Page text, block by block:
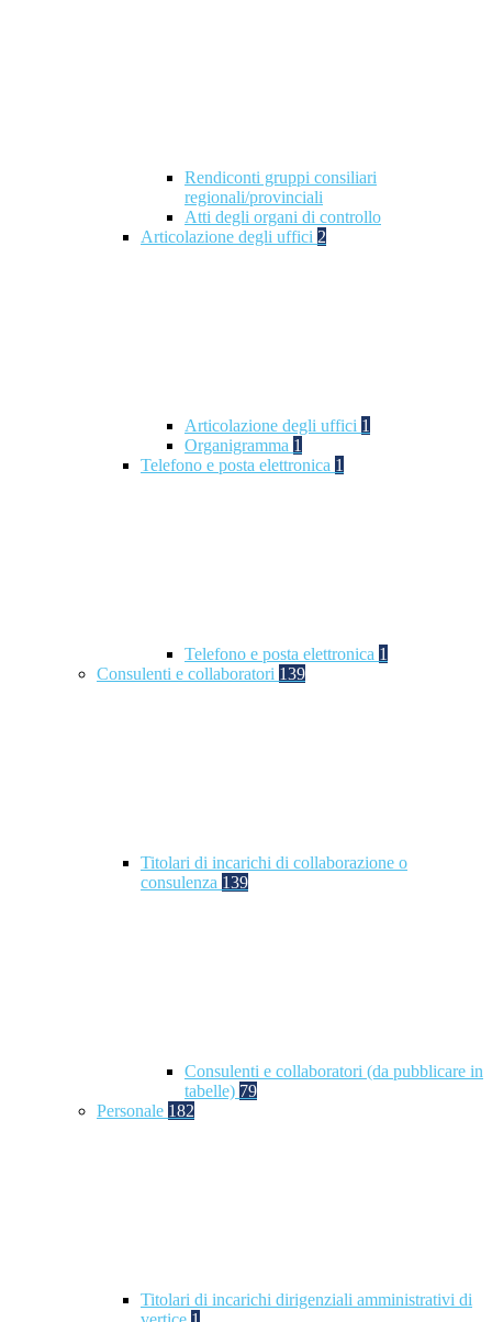
Rendiconti gruppi consiliari
regionali/provinciali
Atti degli organi di controllo
Articolazione degli uffici 2
Articolazione degli uffici 1
Organigramma 1
Telefono e posta elettronica 1
Telefono e posta elettronica 1
Consulenti e collaboratori 139
Titolari di incarichi di collaborazione o
consulenza 139
Consulenti e collaboratori (da pubblicare in
tabelle) 79
Personale 182
Titolari di incarichi dirigenziali amministrativi di